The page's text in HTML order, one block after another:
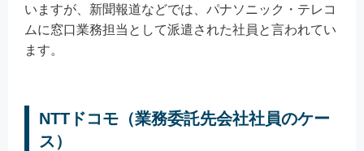
いますが、新聞報道などでは、パナソニック・テレコ
ムに窓口業務担当として派遣された社員と言われてい
ます。
NTTドコモ（業務委託先会社社員のケー
ス）